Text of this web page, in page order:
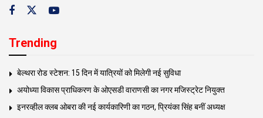
Trending
बेल्थरा रोड स्टेशन: 15 दिन में यात्रियों को मिलेगी नई सुविधा
अयोध्या विकास प्राधिकरण के ओएसडी वाराणसी का नगर मजिस्ट्रेट नियुक्त
इनरव्हील क्लब ओबरा की नई कार्यकारिणी का गठन, प्रियंका सिंह बनीं अध्यक्ष